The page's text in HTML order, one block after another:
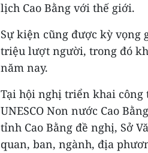
lịch Cao Bằng với thế giới.
Sự kiện cũng được kỳ vọng
triệu lượt người, trong đó
năm nay.
Tại hội nghị triển khai công
UNESCO Non nước Cao
tỉnh Cao Bằng đề nghị, Sở
quan, ban, ngành, địa